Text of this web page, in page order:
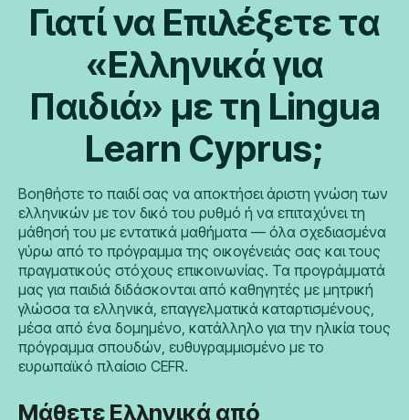
Γιατί να Επιλέξετε τα
«Ελληνικά για
Παιδιά» με τη Lingua
Learn Cyprus;
Βοηθήστε το παιδί σας να αποκτήσει άριστη γνώση των
ελληνικών με τον δικό του ρυθμό ή να επιταχύνει τη
μάθησή του με εντατικά μαθήματα — όλα σχεδιασμένα
γύρω από το πρόγραμμα της οικογένειάς σας και τους
πραγματικούς στόχους επικοινωνίας. Τα προγράμματά
μας για παιδιά διδάσκονται από καθηγητές με μητρική
γλώσσα τα ελληνικά, επαγγελματικά καταρτισμένους,
μέσα από ένα δομημένο, κατάλληλο για την ηλικία τους
πρόγραμμα σπουδών, ευθυγραμμισμένο με το
ευρωπαϊκό πλαίσιο CEFR.
Μάθετε Ελληνικά από